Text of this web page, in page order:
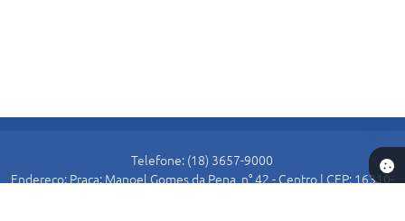
Telefone: (18) 3657-9000
Endereço: Praça: Manoel Gomes da Pena, n° 42 - Centro | CEP: 16310-